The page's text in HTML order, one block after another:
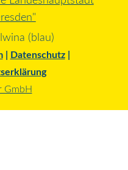
| Datenschutz|
GmbH